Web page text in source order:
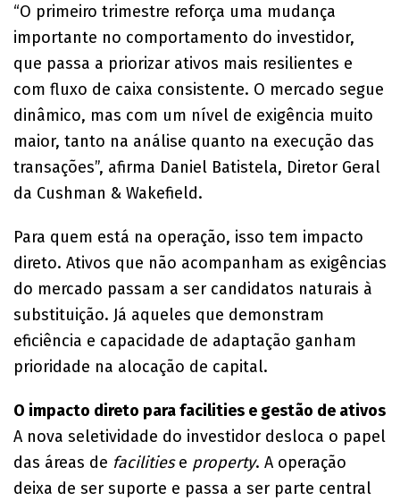
“O primeiro trimestre reforça uma mudança
importante no comportamento do investidor,
que passa a priorizar ativos mais resilientes e
com fluxo de caixa consistente. O mercado segue
dinâmico, mas com um nível de exigência muito
maior, tanto na análise quanto na execução das
transações”, afirma Daniel Batistela, Diretor Geral
da Cushman & Wakefield.
Para quem está na operação, isso tem impacto
direto. Ativos que não acompanham as exigências
do mercado passam a ser candidatos naturais à
substituição. Já aqueles que demonstram
eficiência e capacidade de adaptação ganham
prioridade na alocação de capital.
O impacto direto para facilities e gestão de ativos
A nova seletividade do investidor desloca o papel
das áreas de facilitiese property. A operação
deixa de ser suporte e passa a ser parte central